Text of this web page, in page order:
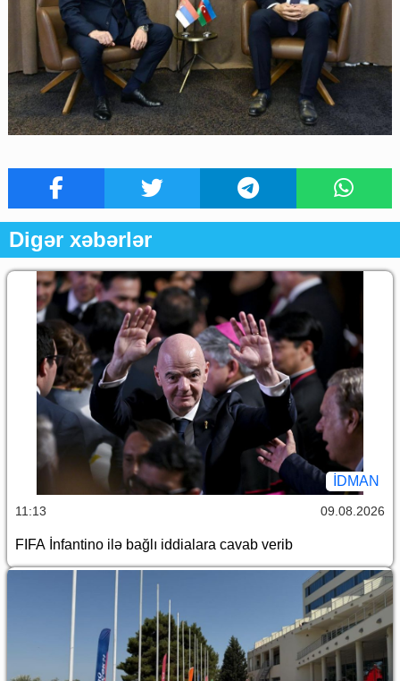
Digər xəbərlər
İDMAN
11:13 09.08.2026
FIFA İnfantino ilə bağlı iddialara cavab verib